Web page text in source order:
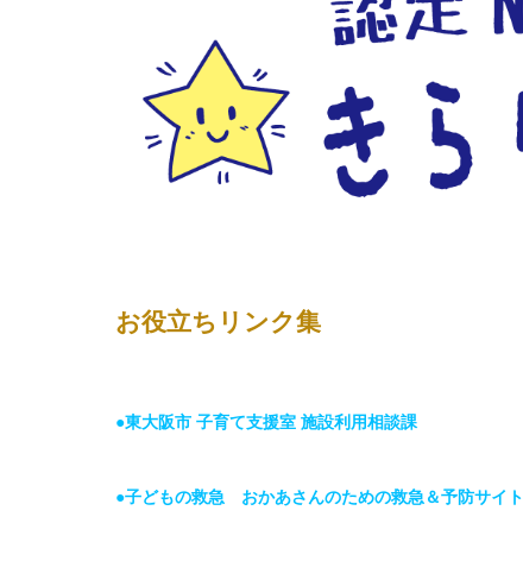
お役立ちリンク集
●東大阪市 子育て支援室 施設利用相談課
●子どもの救急 おかあさんのための救急＆予防サイト